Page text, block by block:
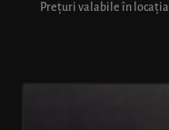
Prețuri valabile în locația